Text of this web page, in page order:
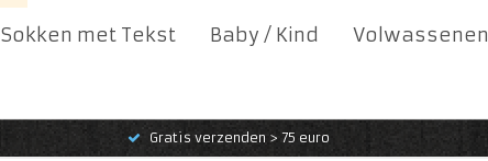
Sokken met Tekst Baby / Kind Volwassenen
Gratis verzenden > 75 euro